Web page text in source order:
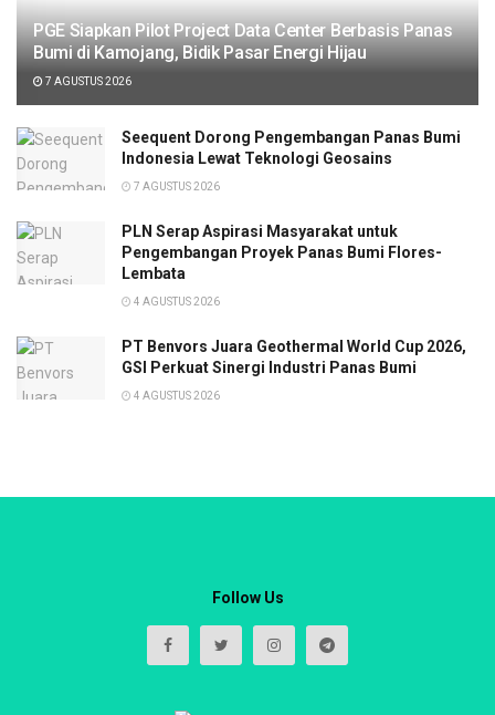
PGE Siapkan Pilot Project Data Center Berbasis Panas
Bumi di Kamojang, Bidik Pasar Energi Hijau
7 AGUSTUS 2026
Seequent Dorong Pengembangan Panas Bumi
Indonesia Lewat Teknologi Geosains
7 AGUSTUS 2026
PLN Serap Aspirasi Masyarakat untuk
Pengembangan Proyek Panas Bumi Flores-
Lembata
4 AGUSTUS 2026
PT Benvors Juara Geothermal World Cup 2026,
GSI Perkuat Sinergi Industri Panas Bumi
4 AGUSTUS 2026
Follow Us